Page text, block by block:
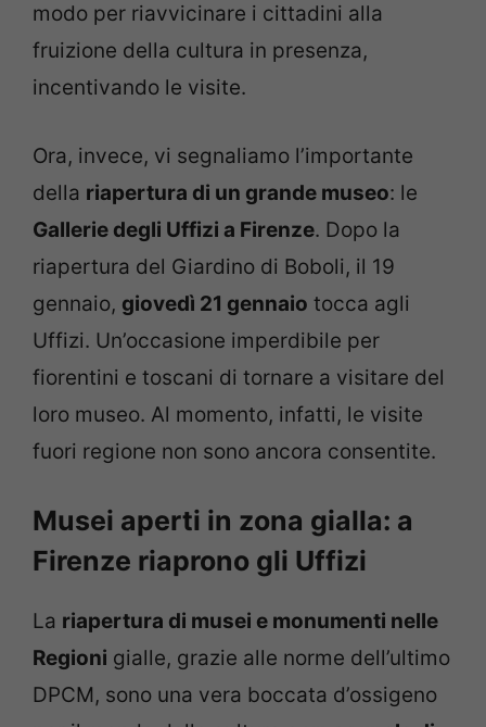
modo per riavvicinare i cittadini alla
fruizione della cultura in presenza,
incentivando le visite.
Ora, invece, vi segnaliamo l’importante
della riapertura di un grande museo: le
Gallerie degli Uffizi a Firenze. Dopo la
riapertura del Giardino di Boboli, il 19
gennaio, giovedì 21 gennaio tocca agli
Uffizi. Un’occasione imperdibile per
fiorentini e toscani di tornare a visitare del
loro museo. Al momento, infatti, le visite
fuori regione non sono ancora consentite.
Musei aperti in zona gialla: a
Firenze riaprono gli Uffizi
La riapertura di musei e monumenti nelle
Regioni gialle, grazie alle norme dell’ultimo
DPCM, sono una vera boccata d’ossigeno